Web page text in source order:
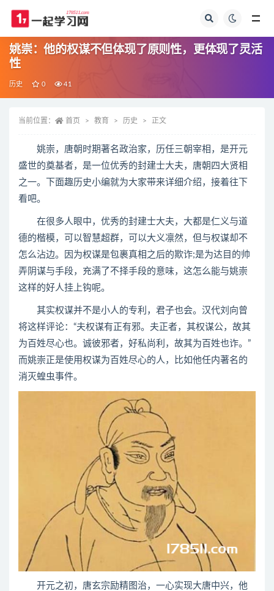
姚崇：他的权谋不但体现了原则性，更体现了灵活
性
历史 0 41
当前位置： 首页 教育 历史 正文
姚崇，唐朝时期著名政治家，历任三朝宰相，是开元
盛世的奠基者，是一位优秀的封建士大夫，唐朝四大贤相
之一。下面趣历史小编就为大家带来详细介绍，接着往下
看吧。
在很多人眼中，优秀的封建士大夫，大都是仁义与道
德的楷模，可以智慧超群，可以大义凛然，但与权谋却不
怎么沾边。因为权谋是包裹真相之后的欺诈;是为达目的帅
弄阴谋与手段，充满了不择手段的意味，这怎么能与姚崇
这样的好人挂上钩呢。
其实权谋并不是小人的专利，君子也会。汉代刘向曾
将这样评论：“夫权谋有正有邪。夫正者，其权谋公，故其
为百姓尽心也。诚彼邪者，好私尚利，故其为百姓也诈。”
而姚崇正是使用权谋为百姓尽心的人，比如他任内著名的
消灭蝗虫事件。
开元之初，唐玄宗励精图治，一心实现大唐中兴，他